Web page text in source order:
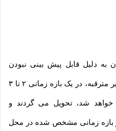
دلیل قابل پیش بینی نبودن
مسائلی نظیر ترافیک یا حوداث غیر مترقبه، در یک بازه زمانی ۲ تا ۳
خواهد شد، تحویل می گردند و
بازه زمانی مشخص شده در محل